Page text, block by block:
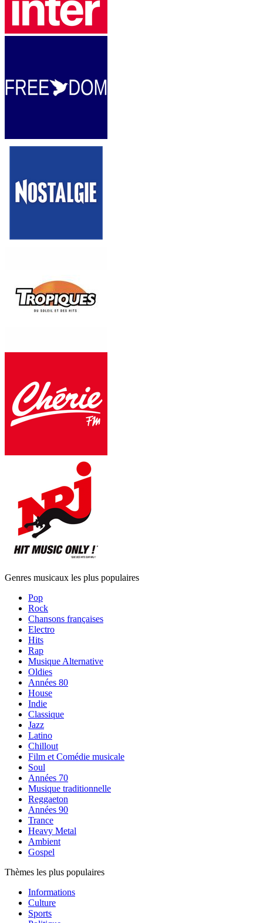
Genres musicaux les plus populaires
Pop
Rock
Chansons françaises
Electro
Hits
Rap
Musique Alternative
Oldies
Années 80
House
Indie
Classique
Jazz
Latino
Chillout
Film et Comédie musicale
Soul
Années 70
Musique traditionnelle
Reggaeton
Années 90
Trance
Heavy Metal
Ambient
Gospel
Thèmes les plus populaires
Informations
Culture
Sports